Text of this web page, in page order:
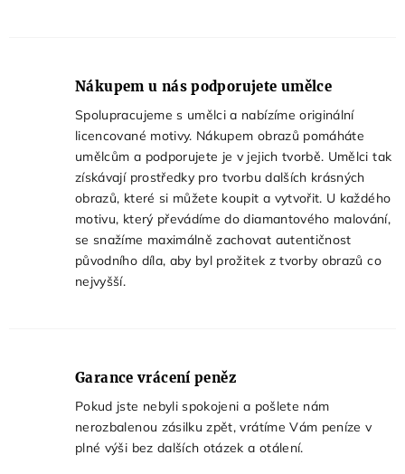
Nákupem u nás podporujete umělce
Spolupracujeme s umělci a nabízíme originální
licencované motivy. Nákupem obrazů pomáháte
umělcům a podporujete je v jejich tvorbě. Umělci tak
získávají prostředky pro tvorbu dalších krásných
obrazů, které si můžete koupit a vytvořit. U každého
motivu, který převádíme do diamantového malování,
se snažíme maximálně zachovat autentičnost
původního díla, aby byl prožitek z tvorby obrazů co
nejvyšší.
Garance vrácení peněz
Pokud jste nebyli spokojeni a pošlete nám
nerozbalenou zásilku zpět, vrátíme Vám peníze v
plné výši bez dalších otázek a otálení.